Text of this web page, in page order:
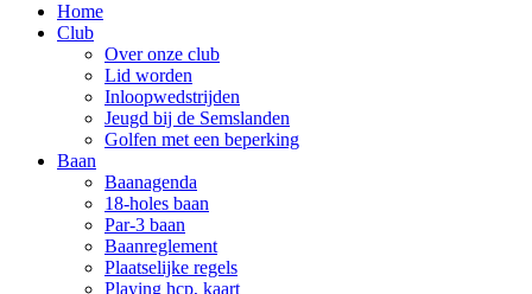
Home
Club
Over onze club
Lid worden
Inloopwedstrijden
Jeugd bij de Semslanden
Golfen met een beperking
Baan
Baanagenda
18-holes baan
Par-3 baan
Baanreglement
Plaatselijke regels
Playing hcp, kaart